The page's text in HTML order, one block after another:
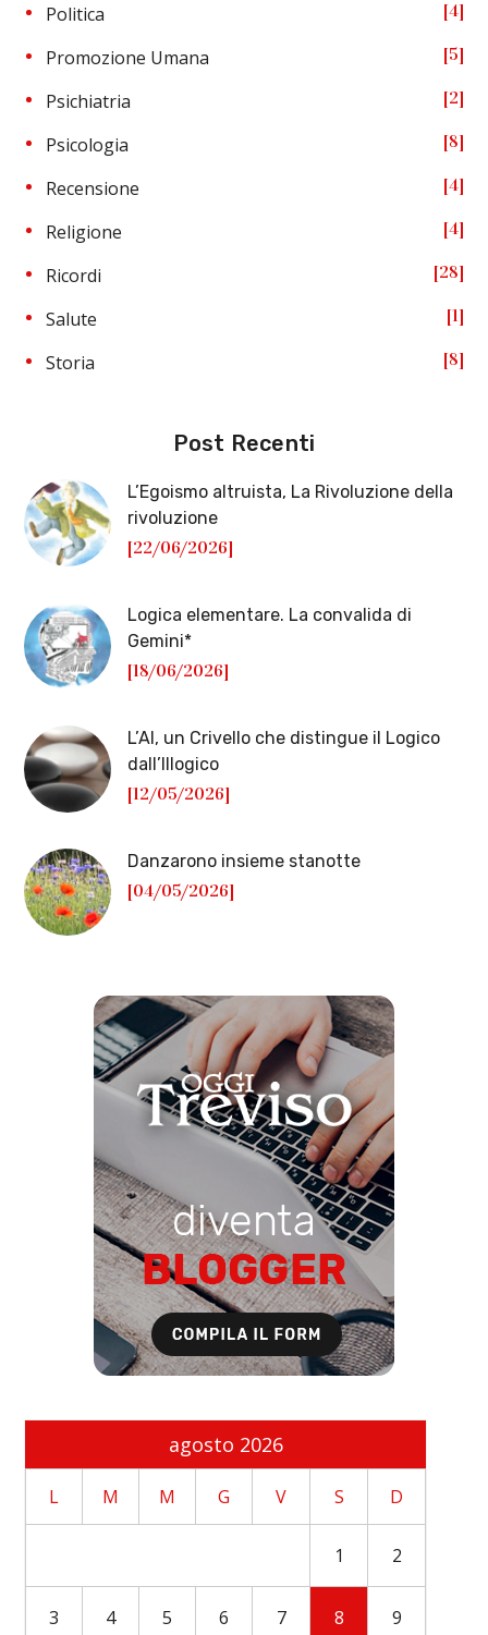
Politica 4
Promozione Umana 5
Psichiatria 2
Psicologia 8
Recensione 4
Religione 4
Ricordi 28
Salute 1
Storia 8
Post Recenti
L’Egoismo altruista, La Rivoluzione della
rivoluzione
[22/06/2026]
Logica elementare. La convalida di
Gemini*
[18/06/2026]
L’AI, un Crivello che distingue il Logico
dall’Illogico
[12/05/2026]
Danzarono insieme stanotte
[04/05/2026]
agosto 2026
L M M G V S D
1 2
3 4 5 6 7 8 9